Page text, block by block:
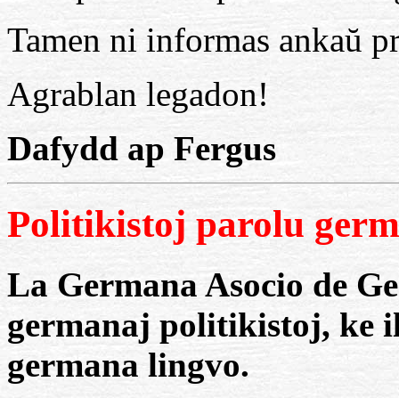
Tamen ni informas ankaŭ
Agrablan legadon!
Dafydd ap Fergus
Politikistoj parolu
La Germana Asocio de
germanaj politikistoj, ke
germana lingvo.